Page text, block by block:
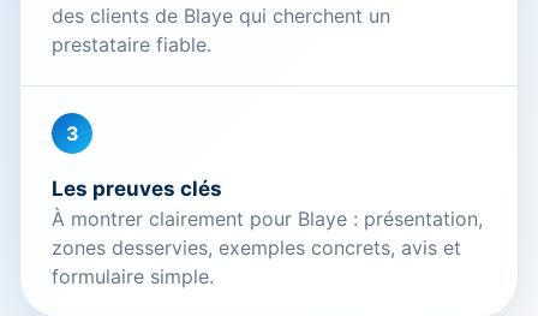
des clients de Blaye qui cherchent un
prestataire fiable.
3
Les preuves clés
À montrer clairement pour Blaye : présentation,
zones desservies, exemples concrets, avis et
formulaire simple.